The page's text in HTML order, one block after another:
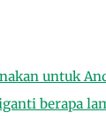
untuk
berapa